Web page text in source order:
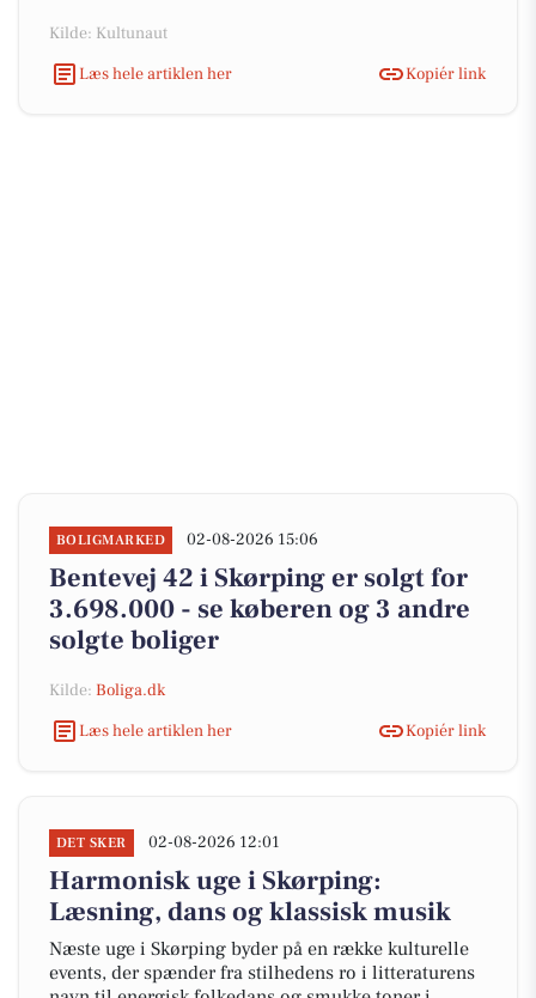
Kilde: Kultunaut
Læs hele artiklen her
Kopiér link
BOLIGMARKED 02-08-2026 15:06
Bentevej 42 i Skørping er solgt for
3.698.000 - se køberen og 3 andre
solgte boliger
Kilde: Boliga.dk
Læs hele artiklen her
Kopiér link
DET SKER 02-08-2026 12:01
Harmonisk uge i Skørping:
Læsning, dans og klassisk musik
Næste uge i Skørping byder på en række kulturelle
events, der spænder fra stilhedens ro i litteraturens